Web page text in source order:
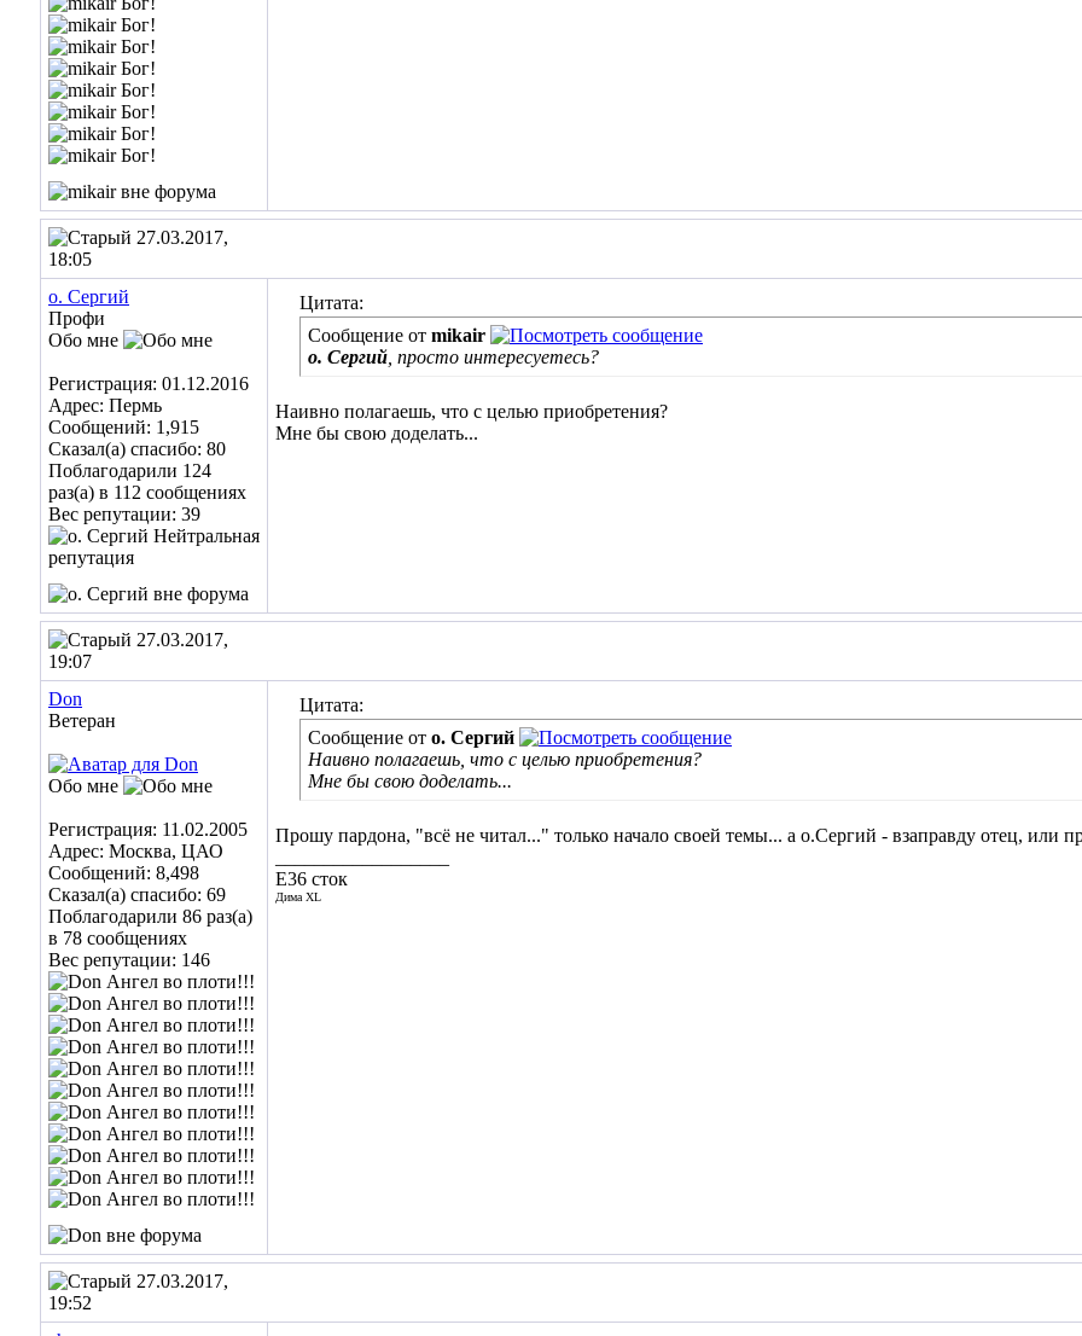
27.03.2017,
18:05
о. Сергий
Профи
Обо мне
Регистрация: 01.12.2016
Адрес: Пермь
Сообщений: 1,915
Сказал(а) спасибо: 80
Поблагодарили 124
раз(а) в 112 сообщениях
Вес репутации: 39
Цитата:
Сообщение от mikair
о. Сергий , просто интересуетесь?
Наивно полагаешь, что с целью приобретения?
Мне бы свою доделать...
27.03.2017,
19:07
Don
Ветеран
Обо мне
Регистрация: 11.02.2005
Адрес: Москва, ЦАО
Сообщений: 8,498
Сказал(а) спасибо: 69
Поблагодарили 86 раз(а)
в 78 сообщениях
Вес репутации: 146
Цитата:
Сообщение от о. Сергий
Наивно полагаешь, что с целью приобретения?
Мне бы свою доделать...
Прошу пардона, "всё не читал..." только начало своей темы... а о.Сергий - взаправду отец, или
E36 сток
Дима XL
27.03.2017,
19:52